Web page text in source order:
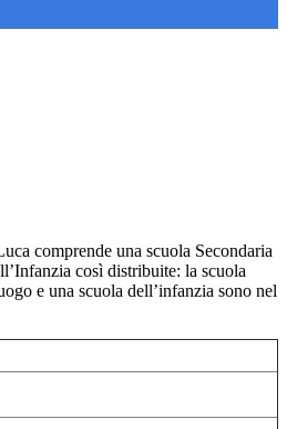
comprende una scuola Secondaria
così distribuite: la scuola
e una scuola dell’infanzia sono nel